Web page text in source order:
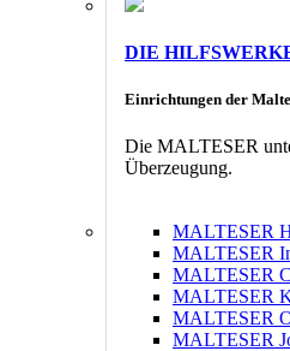
DIE
Einrichtungen der
Die MALTESER
Überzeugung.
MALTESER
MALTESER
MALTESER
MALTESER
MALTESER
MALTESER